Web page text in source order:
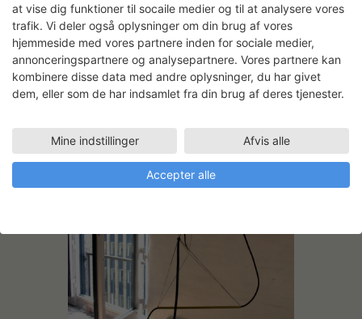
at vise dig funktioner til socaile medier og til at analysere vores
trafik. Vi deler også oplysninger om din brug af vores
hjemmeside med vores partnere inden for sociale medier,
annonceringspartnere og analysepartnere. Vores partnere kan
kombinere disse data med andre oplysninger, du har givet
dem, eller som de har indsamlet fra din brug af deres tjenester.
Mine indstillinger Afvis alle
Accepter alle